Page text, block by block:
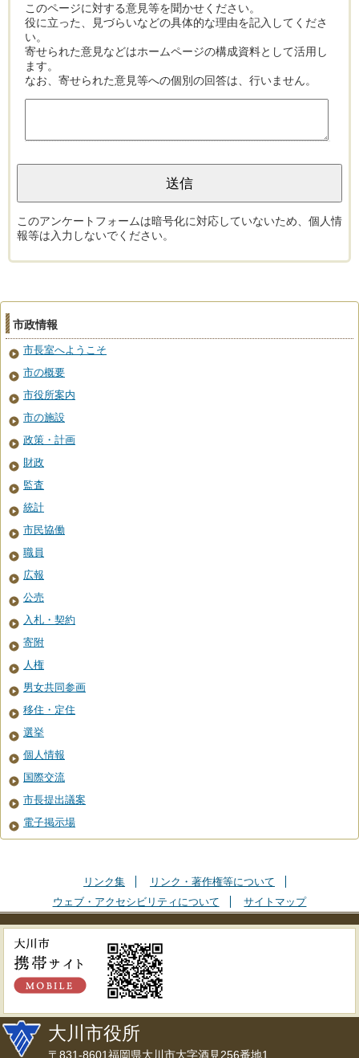
このページに対する意見等を聞かせください。
役に立った、見づらいなどの具体的な理由を記入してくださ
い。
寄せられた意見などはホームページの構成資料として活用し
ます。
なお、寄せられた意見等への個別の回答は、行いません。
このアンケートフォームは暗号化に対応していないため、個人情
報等は入力しないでください。
市政情報
市長室へようこそ
市の概要
市役所案内
市の施設
政策・計画
財政
監査
統計
市民協働
職員
広報
公売
入札・契約
寄附
人権
男女共同参画
移住・定住
選挙
個人情報
国際交流
市長提出議案
電子掲示場
リンク集
リンク・著作権等について
ウェブ・アクセシビリティについて
サイトマップ
大川市役所
〒831-8601福岡県大川市大字酒見256番地1